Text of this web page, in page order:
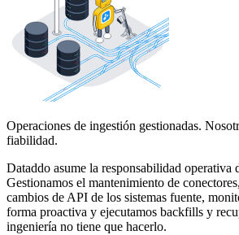
Operaciones de ingestión gestionadas.
fiabilidad.
Dataddo asume la responsabilidad operativa
Gestionamos el mantenimiento de
cambios de API de los sistemas fuente,
forma proactiva y ejecutamos backfills y
ingeniería no tiene que hacerlo.